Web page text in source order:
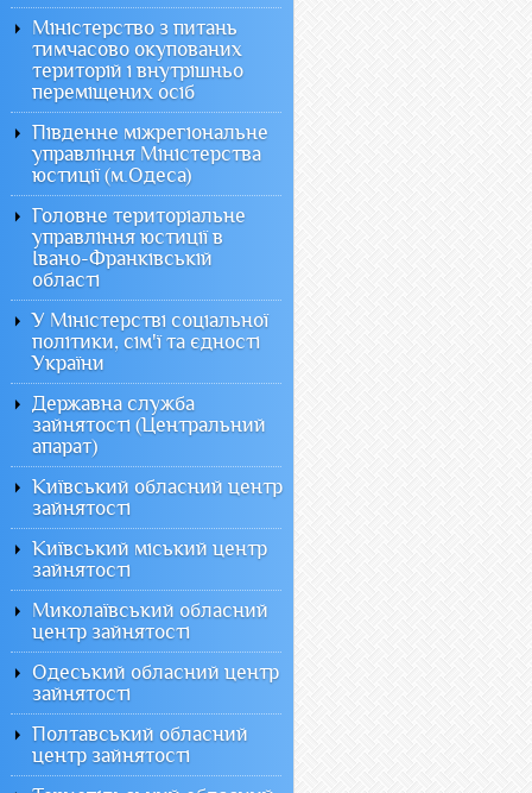
Міністерство з питань
тимчасово окупованих
територій і внутрішньо
переміщених осіб
Південне міжрегіональне
управління Міністерства
юстиції (м.Одеса)
Головне територіальне
управління юстиції в
Івано-Франківській
області
У Міністерстві соціальної
політики, сім'ї та єдності
України
Державна служба
зайнятості (Центральний
апарат)
Київський обласний центр
зайнятості
Київський міський центр
зайнятості
Миколаївський обласний
центр зайнятості
Одеський обласний центр
зайнятості
Полтавський обласний
центр зайнятості